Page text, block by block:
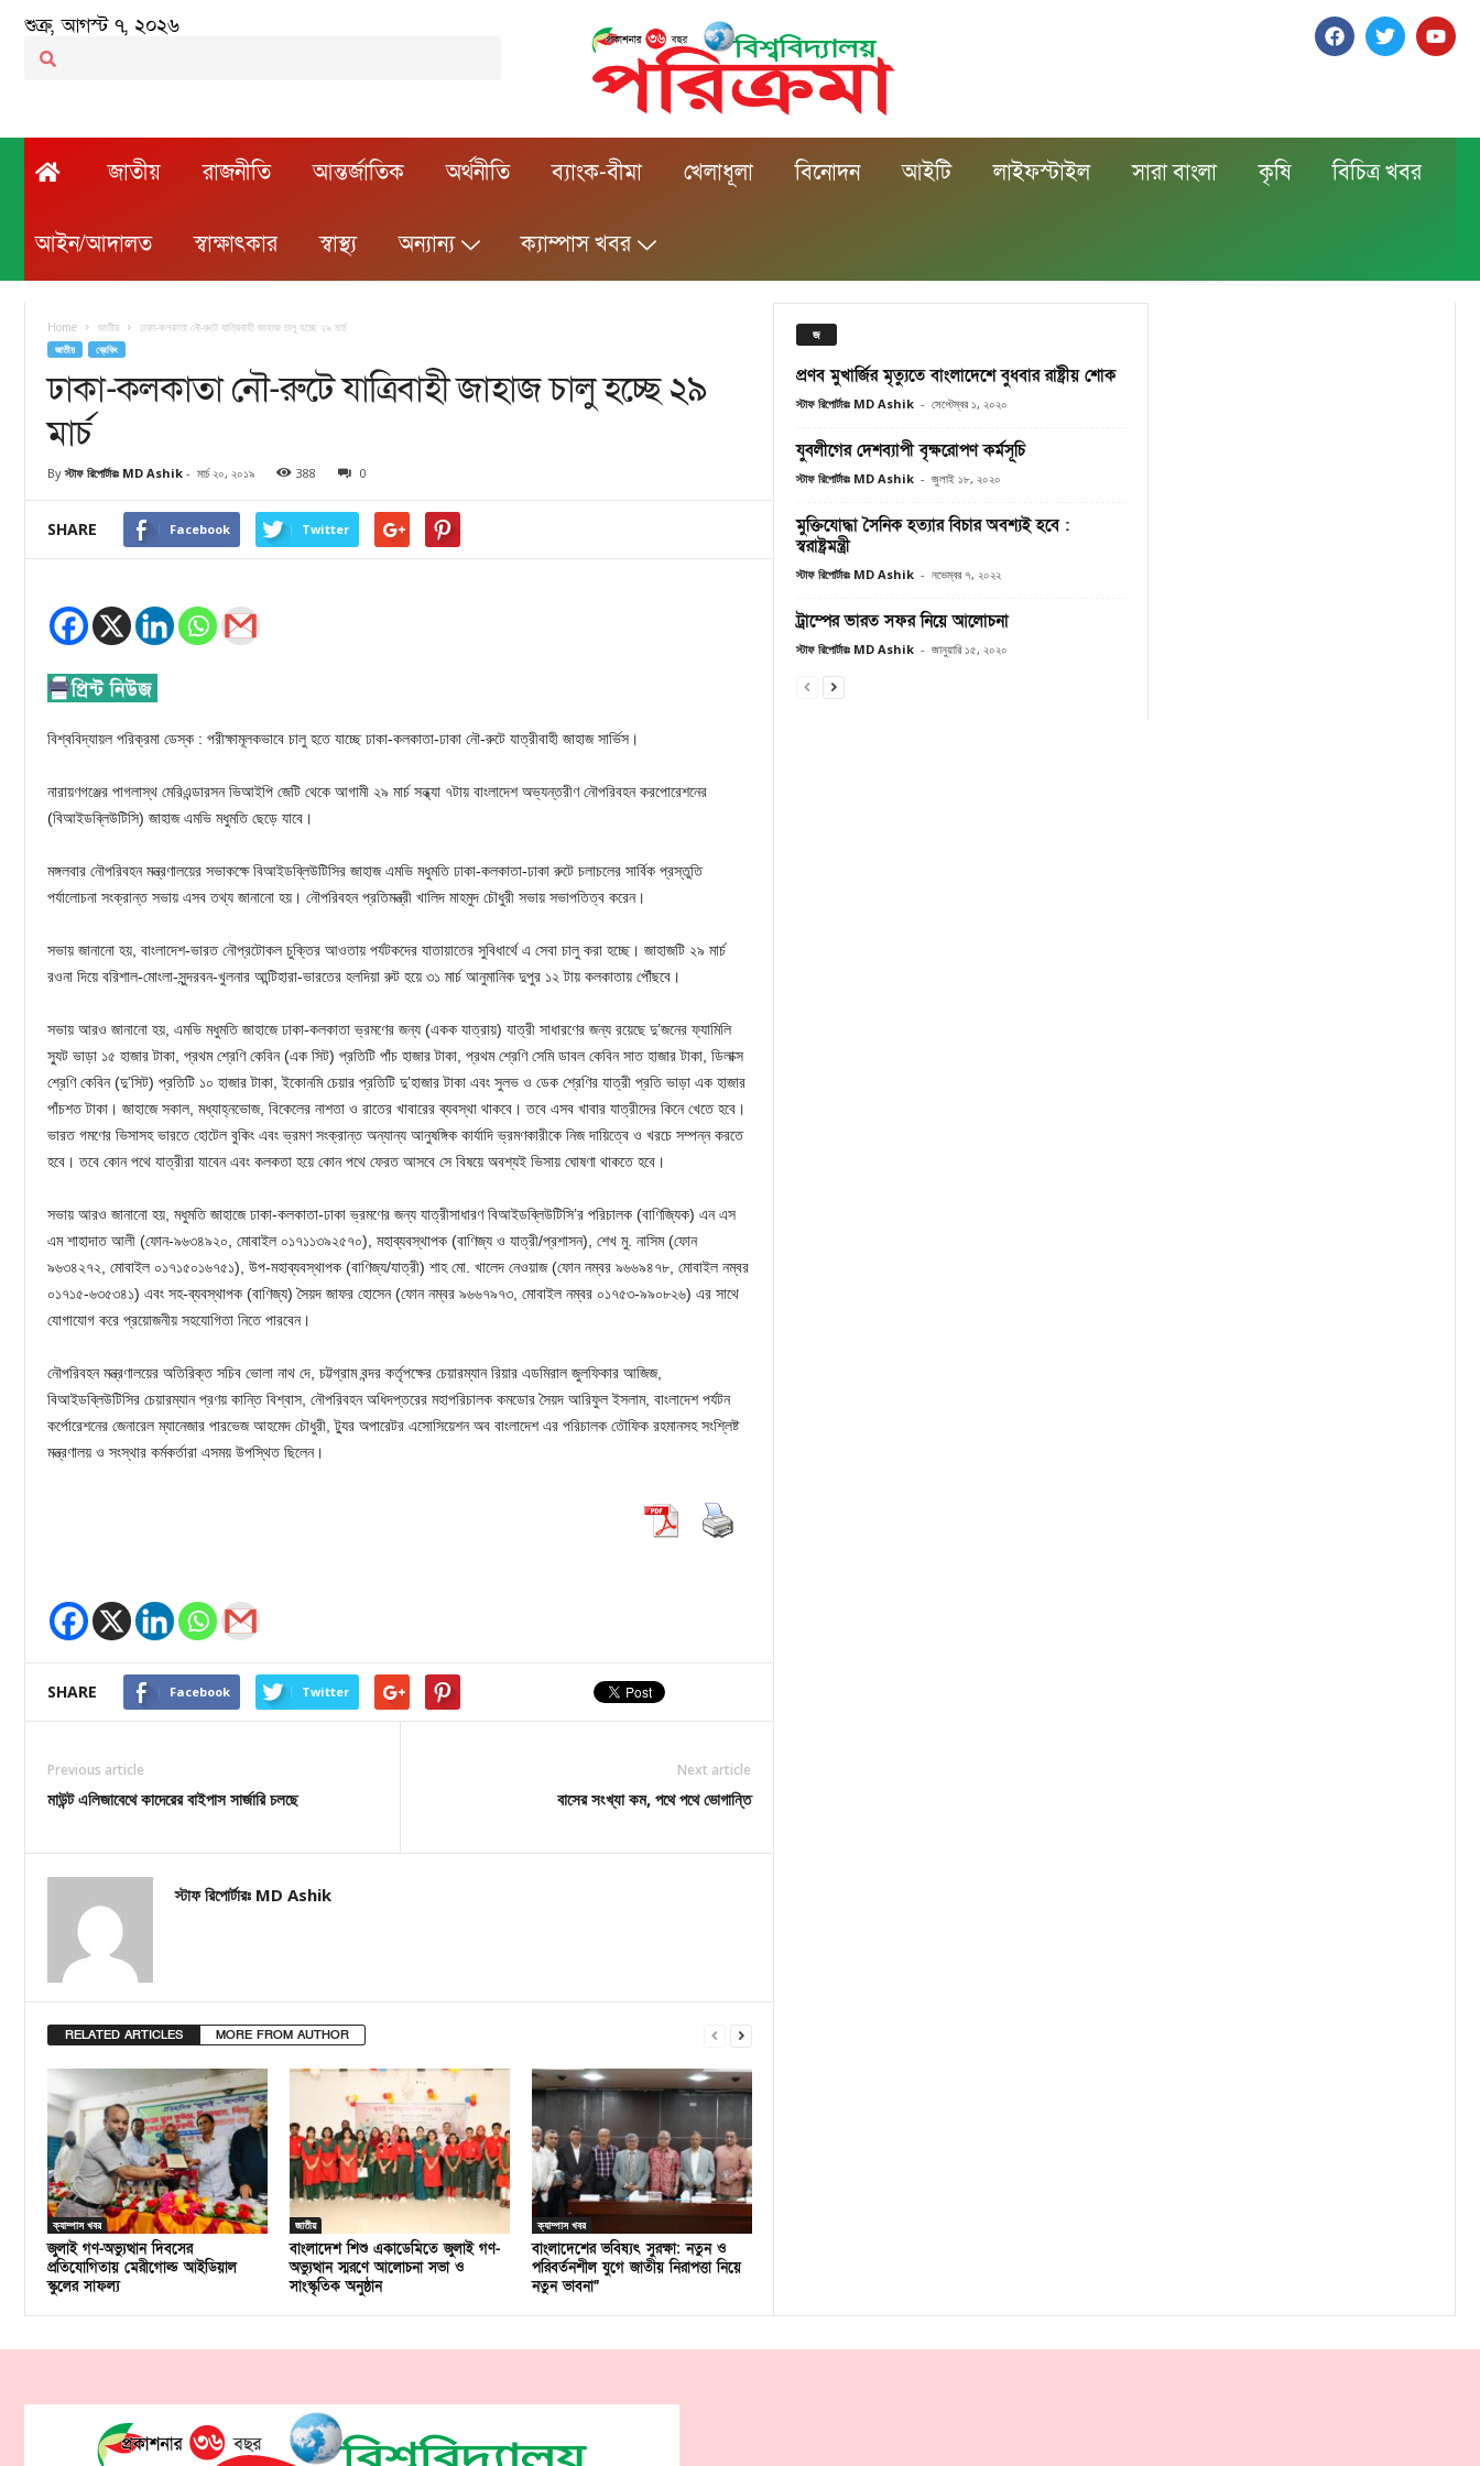
শুক্র, আগস্ট ৭, ২০২৬
জাতীয় রাজনীতি আন্তর্জাতিক অর্থনীতি ব্যাংক-বীমা খেলাধূলা বিনোদন আইটি লাইফস্টাইল সারা বাংলা কৃষি বিচিত্র খবর
আইন/আদালত স্বাক্ষাৎকার স্বাস্থ্য অন্যান্য ক্যাম্পাস খবর
Home জাতীয় ঢাকা-কলকাতা নৌ-রুটে যাত্রিবাহী জাহাজ চালু হচ্ছে ২৯ মার্চ
জাতীয় ব্রেকিং
ঢাকা-কলকাতা নৌ-রুটে যাত্রিবাহী জাহাজ চালু হচ্ছে ২৯
মার্চ
By স্টাফ রিপোর্টারঃ MD Ashik - মার্চ ২০, ২০১৯ 388 0
SHARE Facebook Twitter
বিশ্ববিদ্যায়ল পরিক্রমা ডেস্ক : পরীক্ষামূলকভাবে চালু হতে যাচ্ছে ঢাকা-কলকাতা-ঢাকা নৌ-রুটে যাত্রীবাহী জাহাজ সার্ভিস।
নারায়ণগঞ্জের পাগলাস্থ মেরিএন্ডারসন ভিআইপি জেটি থেকে আগামী ২৯ মার্চ সন্ধ্যা ৭টায় বাংলাদেশ অভ্যন্তরীণ নৌপরিবহন করপোরেশনের
(বিআইডব্লিউটিসি) জাহাজ এমভি মধুমতি ছেড়ে যাবে।
মঙ্গলবার নৌপরিবহন মন্ত্রণালয়ের সভাকক্ষে বিআইডব্লিউটিসির জাহাজ এমভি মধুমতি ঢাকা-কলকাতা-ঢাকা রুটে চলাচলের সার্বিক প্রস্তুতি
পর্যালোচনা সংক্রান্ত সভায় এসব তথ্য জানানো হয়। নৌপরিবহন প্রতিমন্ত্রী খালিদ মাহমুদ চৌধুরী সভায় সভাপতিত্ব করেন।
সভায় জানানো হয়, বাংলাদেশ-ভারত নৌপ্রটোকল চুক্তির আওতায় পর্যটকদের যাতায়াতের সুবিধার্থে এ সেবা চালু করা হচ্ছে। জাহাজটি ২৯ মার্চ
রওনা দিয়ে বরিশাল-মোংলা-সুন্দরবন-খুলনার আন্টিহারা-ভারতের হলদিয়া রুট হয়ে ৩১ মার্চ আনুমানিক দুপুর ১২ টায় কলকাতায় পৌঁছবে।
সভায় আরও জানানো হয়, এমভি মধুমতি জাহাজে ঢাকা-কলকাতা ভ্রমণের জন্য (একক যাত্রায়) যাত্রী সাধারণের জন্য রয়েছে দু’জনের ফ্যামিলি
স্যুট ভাড়া ১৫ হাজার টাকা, প্রথম শ্রেণি কেবিন (এক সিট) প্রতিটি পাঁচ হাজার টাকা, প্রথম শ্রেণি সেমি ডাবল কেবিন সাত হাজার টাকা, ডিলাক্স
শ্রেণি কেবিন (দু’সিট) প্রতিটি ১০ হাজার টাকা, ইকোনমি চেয়ার প্রতিটি দু’হাজার টাকা এবং সুলভ ও ডেক শ্রেণির যাত্রী প্রতি ভাড়া এক হাজার
পাঁচশত টাকা। জাহাজে সকাল, মধ্যাহ্নভোজ, বিকেলের নাশতা ও রাতের খাবারের ব্যবস্থা থাকবে। তবে এসব খাবার যাত্রীদের কিনে খেতে হবে।
ভারত গমণের ভিসাসহ ভারতে হোটেল বুকিং এবং ভ্রমণ সংক্রান্ত অন্যান্য আনুষঙ্গিক কার্যাদি ভ্রমণকারীকে নিজ দায়িত্বে ও খরচে সম্পন্ন করতে
হবে। তবে কোন পথে যাত্রীরা যাবেন এবং কলকতা হয়ে কোন পথে ফেরত আসবে সে বিষয়ে অবশ্যই ভিসায় ঘোষণা থাকতে হবে।
সভায় আরও জানানো হয়, মধুমতি জাহাজে ঢাকা-কলকাতা-ঢাকা ভ্রমণের জন্য যাত্রীসাধারণ বিআইডব্লিউটিসি’র পরিচালক (বাণিজ্যিক) এন এস
এম শাহাদাত আলী (ফোন-৯৬৩৪৯২০, মোবাইল ০১৭১১৩৯২৫৭০), মহাব্যবস্থাপক (বাণিজ্য ও যাত্রী/প্রশাসন), শেখ মু. নাসিম (ফোন
৯৬৩৪২৭২, মোবাইল ০১৭১৫০১৬৭৫১), উপ-মহাব্যবস্থাপক (বাণিজ্য/যাত্রী) শাহ মো. খালেদ নেওয়াজ (ফোন নম্বর ৯৬৬৯৪৭৮, মোবাইল নম্বর
০১৭১৫-৬৩৫৩৪১) এবং সহ-ব্যবস্থাপক (বাণিজ্য) সৈয়দ জাফর হোসেন (ফোন নম্বর ৯৬৬৭৯৭৩, মোবাইল নম্বর ০১৭৫৩-৯৯০৮২৬) এর সাথে
যোগাযোগ করে প্রয়োজনীয় সহযোগিতা নিতে পারবেন।
নৌপরিবহন মন্ত্রণালয়ের অতিরিক্ত সচিব ভোলা নাথ দে, চট্টগ্রাম বন্দর কর্তৃপক্ষের চেয়ারম্যান রিয়ার এডমিরাল জুলফিকার আজিজ,
বিআইডব্লিউটিসির চেয়ারম্যান প্রণয় কান্তি বিশ্বাস, নৌপরিবহন অধিদপ্তরের মহাপরিচালক কমডোর সৈয়দ আরিফুল ইসলাম, বাংলাদেশ পর্যটন
কর্পোরেশনের জেনারেল ম্যানেজার পারভেজ আহমেদ চৌধুরী, ট্যুর অপারেটর এসোসিয়েশন অব বাংলাদেশ এর পরিচালক তৌফিক রহমানসহ সংশ্লিষ্ট
মন্ত্রণালয় ও সংস্থার কর্মকর্তারা এসময় উপস্থিত ছিলেন।
SHARE Facebook Twitter
Previous article
মাউন্ট এলিজাবেথে কাদেরের বাইপাস সার্জারি চলছে
Next article
বাসের সংখ্যা কম, পথে পথে ভোগান্তি
স্টাফ রিপোর্টারঃ MD Ashik
RELATED ARTICLES MORE FROM AUTHOR
ক্যাম্পাস খবর
জুলাই গণ-অভ্যুত্থান দিবসের
প্রতিযোগিতায় মেরীগোল্ড আইডিয়াল
স্কুলের সাফল্য
জাতীয়
বাংলাদেশ শিশু একাডেমিতে জুলাই গণ-
অভ্যুত্থান স্মরণে আলোচনা সভা ও
সাংস্কৃতিক অনুষ্ঠান
ক্যাম্পাস খবর
বাংলাদেশের ভবিষ্যৎ সুরক্ষা: নতুন ও
পরিবর্তনশীল যুগে জাতীয় নিরাপত্তা নিয়ে
নতুন ভাবনা”
জ
প্রণব মুখার্জির মৃত্যুতে বাংলাদেশে বুধবার রাষ্ট্রীয় শোক
স্টাফ রিপোর্টারঃ MD Ashik - সেপ্টেম্বর ১, ২০২০
যুবলীগের দেশব্যাপী বৃক্ষরোপণ কর্মসূচি
স্টাফ রিপোর্টারঃ MD Ashik - জুলাই ১৮, ২০২০
মুক্তিযোদ্ধা সৈনিক হত্যার বিচার অবশ্যই হবে :
স্বরাষ্ট্রমন্ত্রী
স্টাফ রিপোর্টারঃ MD Ashik - নভেম্বর ৭, ২০২২
ট্রাম্পের ভারত সফর নিয়ে আলোচনা
স্টাফ রিপোর্টারঃ MD Ashik - জানুয়ারি ১৫, ২০২০